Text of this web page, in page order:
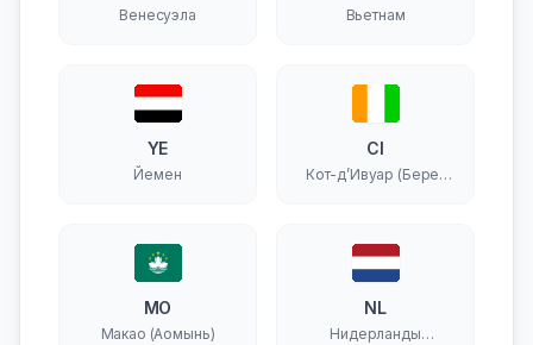
Венесуэла Вьетнам
YE
Йемен
CI
Кот-д’Ивуар (Берег
MO
Макао (Аомынь)
NL
Нидерланды